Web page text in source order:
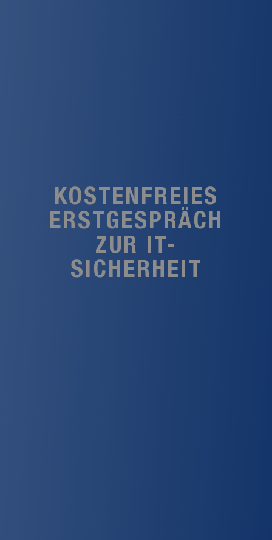
KOSTENFREIES
ERSTGESPRÄCH
ZUR IT-
SICHERHEIT